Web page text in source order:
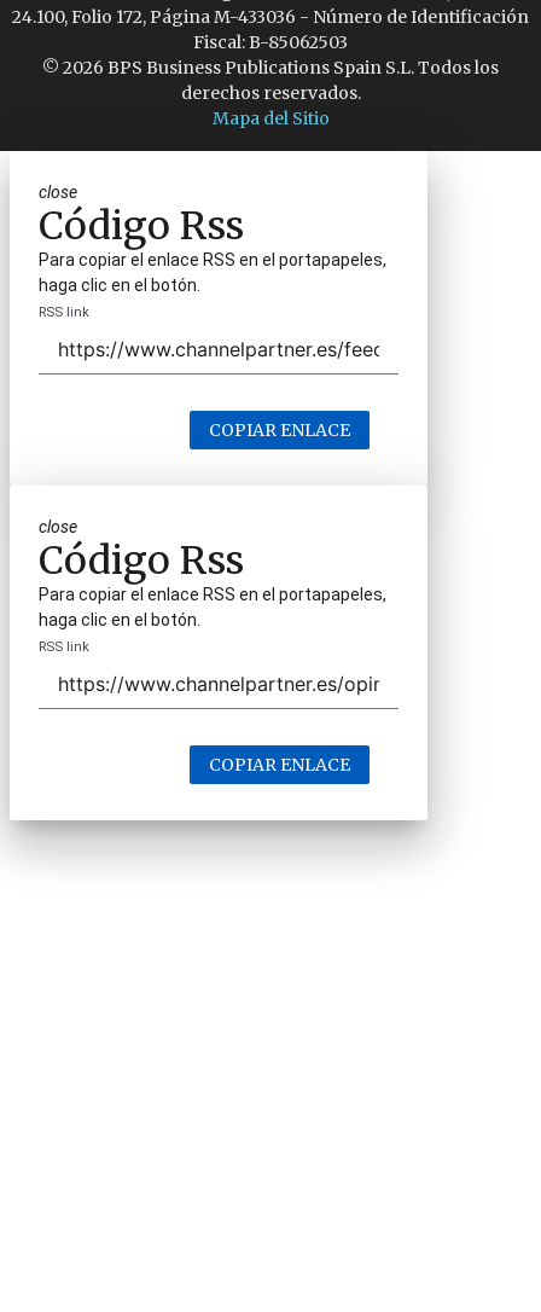
24.100, Folio 172, Página M-433036 - Número de Identificación
Fiscal: B-85062503
© 2026 BPS Business Publications Spain S.L. Todos los
derechos reservados.
Mapa del Sitio
close
Código Rss
Para copiar el enlace RSS en el portapapeles,
haga clic en el botón.
RSS link
COPIAR ENLACE
close
Código Rss
Para copiar el enlace RSS en el portapapeles,
haga clic en el botón.
RSS link
COPIAR ENLACE